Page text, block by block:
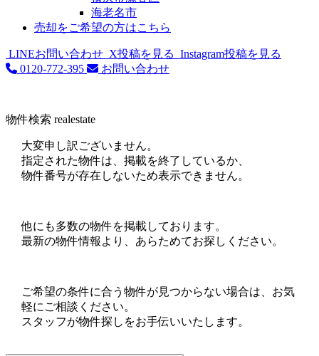
海老名市
売却をご希望の方はこちら
LINEお問い合わせ X投稿を見る Instagram投稿を見る
0120-772-395
お問い合わせ
物件検索 realestate
大変申し訳ございません。
指定された物件は、掲載を終了しているか、
物件番号が存在しないため表示できません。
他にも多数の物件を掲載しております。
最新の物件情報より、あらためてお探しください。
ご希望の条件に合う物件が見つからない場合は、お気
軽にご相談ください。
スタッフが物件探しをお手伝いいたします。